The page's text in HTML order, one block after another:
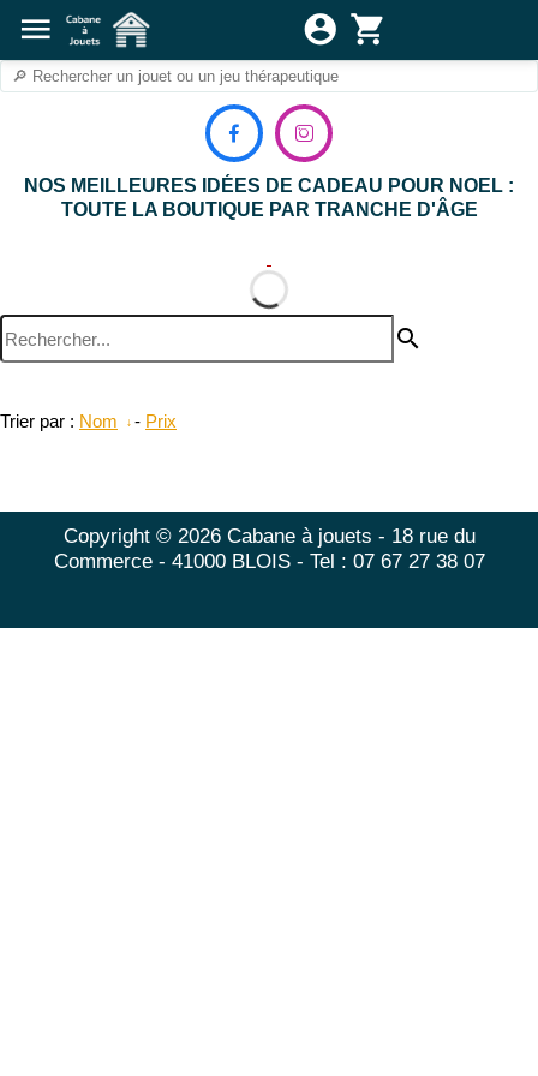
 
NOS MEILLEURES IDÉES DE CADEAU POUR NOEL :
TOUTE LA BOUTIQUE PAR TRANCHE D'ÂGE
search
Trier par : Nom - Prix
Copyright © 2026 Cabane à jouets - 18 rue du
Commerce - 41000 BLOIS - Tel : 07 67 27 38 07
menu account_circle shopping_cart